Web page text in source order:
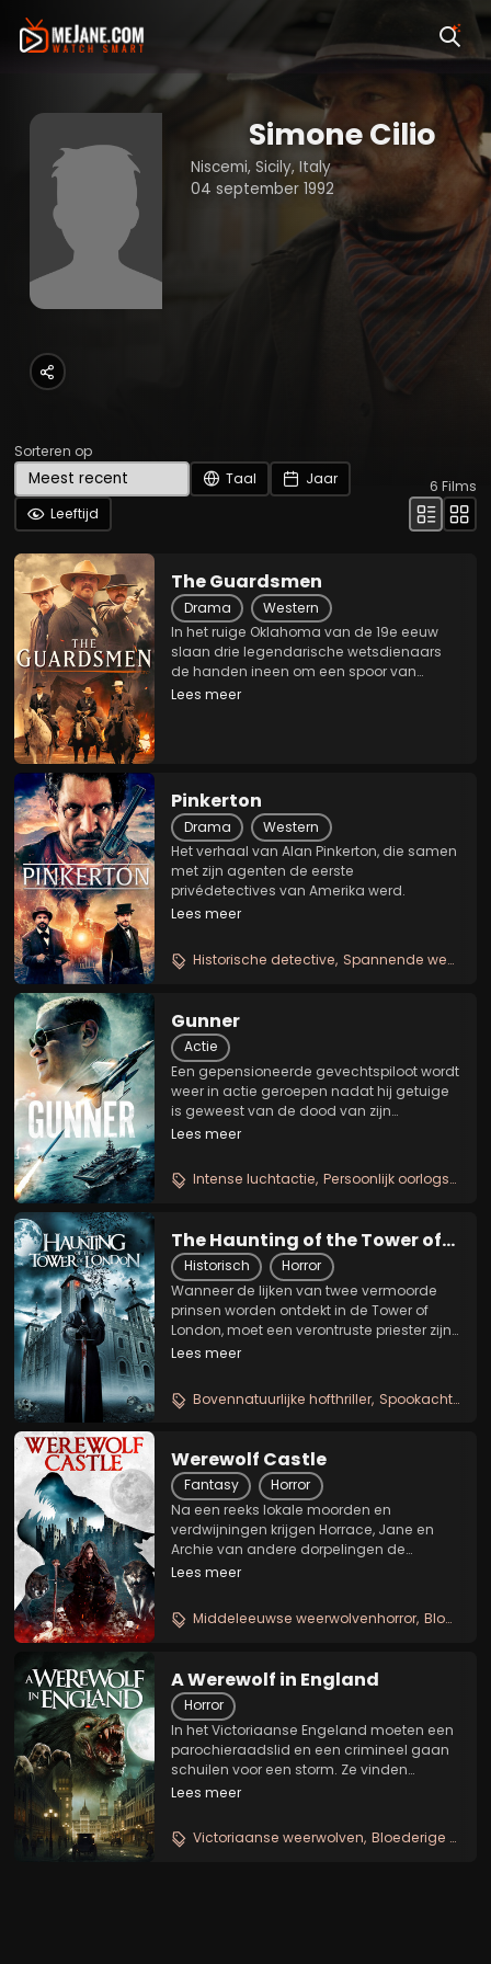
Simone Cilio
Niscemi, Sicily, Italy
04 september 1992
Sorteren op
Taal
Jaar
Leeftijd
6 Films
The Guardsmen
Drama
Western
In het ruige Oklahoma van de 19e eeuw
slaan drie legendarische wetsdienaars
de handen ineen om een spoor van
geweld en wetteloosheid te stoppen.
Lees meer
Pinkerton
Drama
Western
Het verhaal van Alan Pinkerton, die samen
met zijn agenten de eerste
privédetectives van Amerika werd.
Lees meer
Historische detective Spannende westernjacht
Gunner
Actie
Een gepensioneerde gevechtspiloot wordt
weer in actie geroepen nadat hij getuige
is geweest van de dood van zijn
wingman.
Lees meer
Intense luchtactie Persoonlijk oorlogsdrama
The Haunting of the Tower of
London
Historisch
Horror
Wanneer de lijken van twee vermoorde
prinsen worden ontdekt in de Tower of
London, moet een verontruste priester zijn
geloof opzij zetten om bevriend te raken
laatste heeft bovennatuurlijke krachten en
kan met...
Lees meer
Bovennatuurlijke hofthriller Spookachtige kasteelhoror
Werewolf Castle
Fantasy
Horror
Na een reeks lokale moorden en
verdwijningen krijgen Horrace, Jane en
Archie van andere dorpelingen de
opdracht om vreemde gebeurtenissen in
Samen met een groepje dappere
vrijwilligers willen ze een nacht...
Lees meer
Middeleeuwse weerwolvenhorror Bloedige kasteelbelegering
A Werewolf in England
Horror
In het Victoriaanse Engeland moeten een
parochieraadslid en een crimineel gaan
schuilen voor een storm. Ze vinden
onderdak in een afgelegen herberg op
dodelijk pact tussen de gestoorde
herbergiers en de...
Lees meer
Victoriaanse weerwolven Bloederige splatterhorror